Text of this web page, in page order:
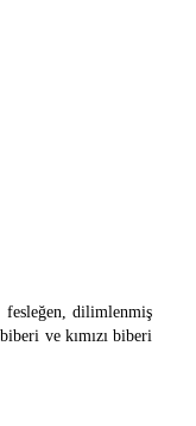
fesleğen, dilimlenmiş
ve kımızı biberi